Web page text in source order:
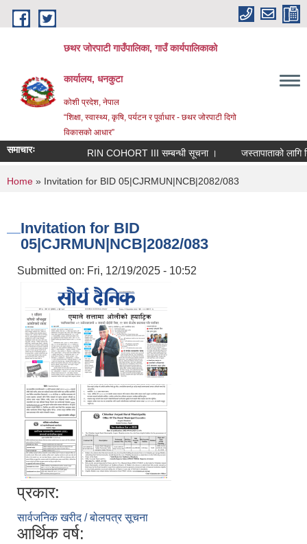
Skip to main content
छथर जोरपाटी गाउँपालिका, गाउँ कार्यपालिकाको
कार्यालय, धनकुटा
कोशी प्रदेश, नेपाल
“शिक्षा, स्वास्थ्य, कृषि, पर्यटन र पूर्वाधार - छथर जोरपाटी दिगो
विकासको आधार”
समाचारः RIN COHORT III सम्बन्धी सूचना । जस्तापाताको लागि
You are here
Home » Invitation for BID 05|CJRMUN|NCB|2082/083
Invitation for BID
05|CJRMUN|NCB|2082/083
Submitted on: Fri, 12/19/2025 - 10:52
प्रकार:
सार्वजनिक खरीद / बोलपत्र सूचना
आर्थिक वर्ष: